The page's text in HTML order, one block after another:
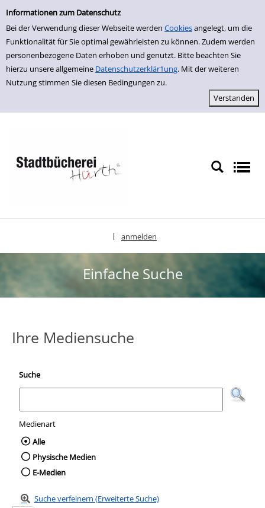
Einfache Suche
Informationen zum Datenschutz
Bei der Verwendung dieser Webseite werden Cookiesangelegt, um die
Funktionalität für Sie optimal gewährleisten zu können. Zudem werden
personenbezogene Daten erhoben und genutzt. Bitte beachten Sie
hierzu unsere allgemeine Datenschutzerklär1ung. Mit der weiteren
Nutzung stimmen Sie diesen Bedingungen zu.
zur Navigation springen
zum Inhalt springen
Zu den Suchfiltern springen
Zur Trefferliste springen
anmelden
Einfache Suche
Ihre Mediensuche
Suche
Medienart
Wählen Sie die Medienart nach der Sie
Alle
Physische Medien
E-Medien
Suche verfeinern (Erweiterte Suche)